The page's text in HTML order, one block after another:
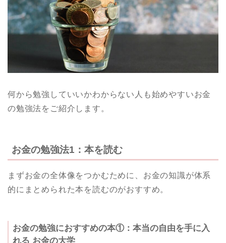
何から勉強していいかわからない人も始めやすいお金
の勉強法をご紹介します。
お金の勉強法1：本を読む
まずお金の全体像をつかむために、お金の知識が体系
的にまとめられた本を読むのがおすすめ。
お金の勉強におすすめの本①：本当の自由を手に入
れる お金の大学